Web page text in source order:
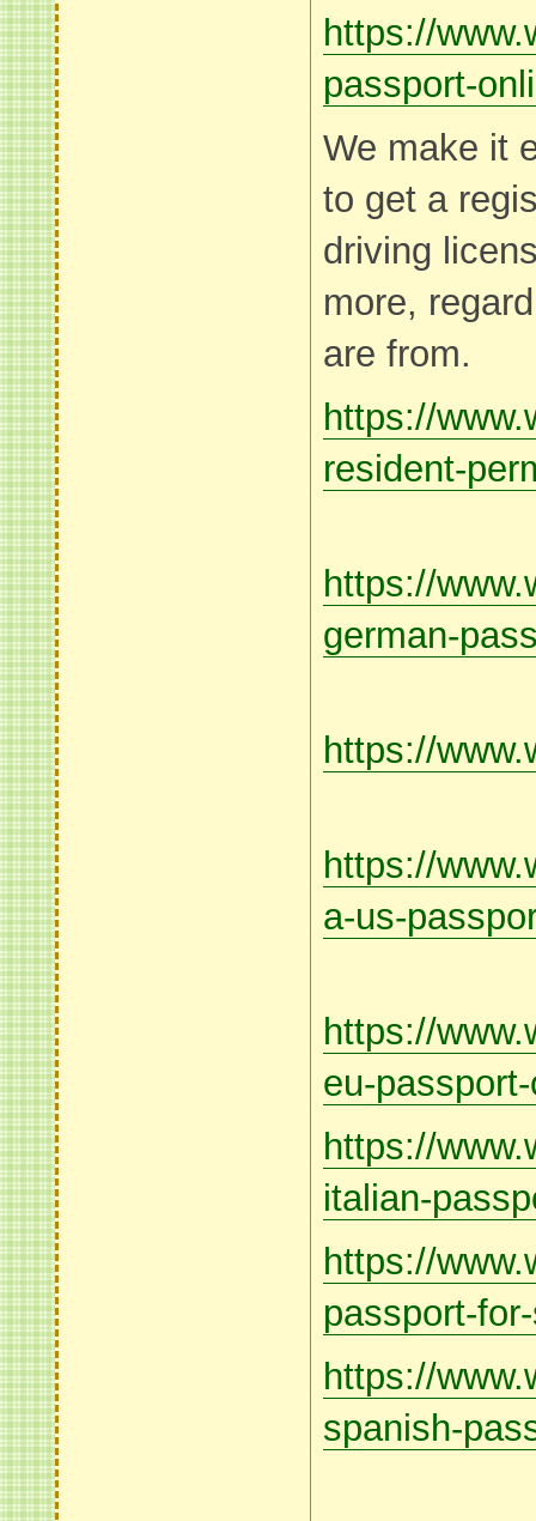
https://
passport-
We make it
to get a
driving
more,
are from.
https://
resident-
https://
german-
https://
https://
a-us-
https://
eu-
https://
italian-
https://
passport-
https://
spanish-